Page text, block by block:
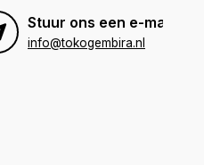
Stuur ons een e-mail
info@tokogembira.nl